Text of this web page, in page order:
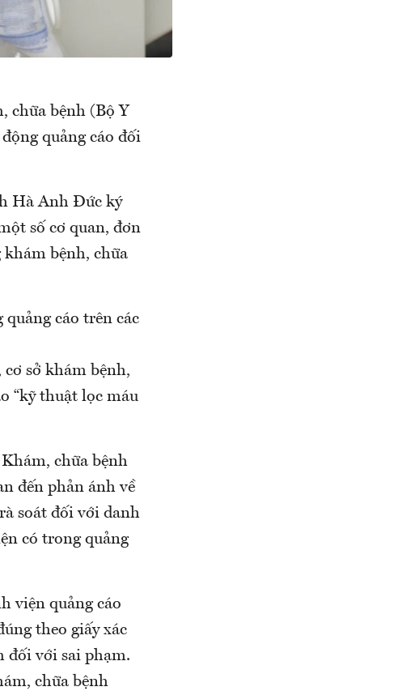
chữa bệnh (Bộ Y
quảng cáo đối
Hà Anh Đức ký
số cơ quan, đơn
khám bệnh, chữa
cáo trên các
sở khám bệnh,
“kỹ thuật lọc máu
chữa bệnh
đến phản ánh về
soát đối với danh
có trong quảng
viện quảng cáo
theo giấy xác
đối với sai phạm.
chữa bệnh